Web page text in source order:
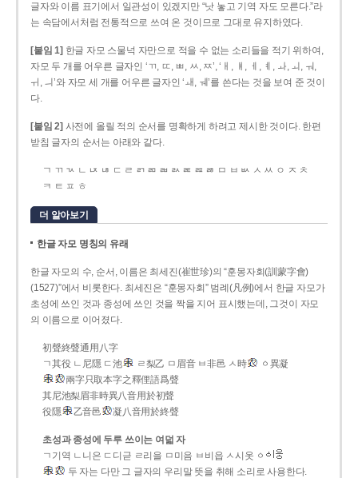
글자와 이름 표기에서 일관성이 있겠지만 “낫 놓고 기역 자도 모른다.”라
는 속담에서처럼 전통적으로 쓰여 온 것이므로 그대로 유지하였다.
[붙임 1] 한글 자모 스물넉 자만으로 적을 수 없는 소리들을 적기 위하여,
자모 두 개를 어우른 글자인 ‘ㄲ, ㄸ, ㅃ, ㅆ, ㅉ’, ‘ㅐ, ㅒ, ㅔ, ㅖ, ㅘ, ㅚ, ㅝ,
ㅟ, ㅢ’와 자모 세 개를 어우른 글자인 ‘ㅙ, ㅞ’를 쓴다는 것을 보여 준 것이
다.
[붙임 2] 사전에 올릴 적의 순서를 명확하게 하려고 제시한 것이다. 한편
받침 글자의 순서는 아래와 같다.
ㄱ ㄲ ㄳ ㄴ ㄵ ㄶ ㄷ ㄹ ㄺ ㄻ ㄼ ㄽ ㄾ ㄿ ㅀ ㅁ ㅂ ㅄ ㅅ ㅆ ㅇ ㅈ ㅊ
ㅋ ㅌ ㅍ ㅎ
더 알아보기
한글 자모 명칭의 유래
한글 자모의 수, 순서, 이름은 최세진(崔世珍)의 “훈몽자회(訓蒙字會)
(1527)”에서 비롯한다. 최세진은 “훈몽자회” 범례(凡例)에서 한글 자모가
초성에 쓰인 것과 종성에 쓰인 것을 짝을 지어 표시했는데, 그것이 자모
의 이름으로 이어졌다.
初聲終聲通用八字
ㄱ其役 ㄴ尼隱 ㄷ池
ㄹ梨乙 ㅁ眉音 ㅂ非邑 ㅅ時
ㆁ異凝
兩字只取本字之釋俚語爲聲
其尼池梨眉非時異八音用於初聲
役隱
乙音邑 凝八音用於終聲
초성과 종성에 두루 쓰이는 여덟 자
ㄱ기역 ㄴ니은 ㄷ디귿 ㄹ리을 ㅁ미음 ㅂ비읍 ㅅ시옷 ㆁ
두 자는 다만 그 글자의 우리말 뜻을 취해 소리로 사용한다.